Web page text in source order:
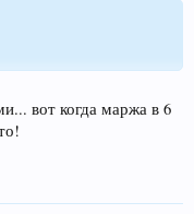
вот когда маржа в 6